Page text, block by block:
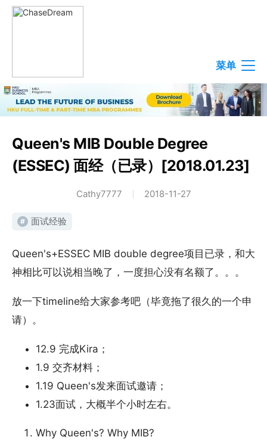
菜单
Queen's MIB Double Degree
(ESSEC) 面经（已录）[2018.01.23]
Cathy7777 2018-11-27
# 面试经验
Queen's+ESSEC MIB double degree项目已录，和大
神相比可以说相当晚了，一度担心没有名额了。。。
放一下timeline给大家参考吧（毕竟拖了很久的一个申
请）。
12.9 完成Kira；
1.9 交齐材料；
1.19 Queen's发来面试邀请；
1.23面试，大概半个小时左右。
Why Queen's? Why MIB?